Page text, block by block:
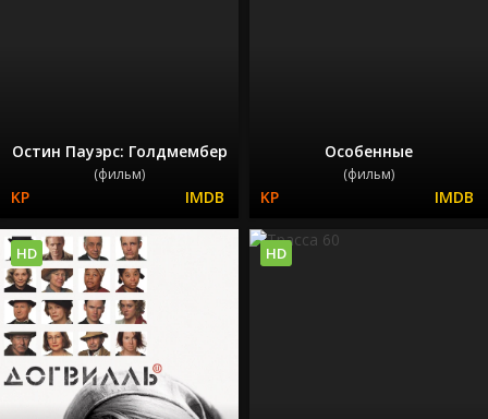
Остин Пауэрс: Голдмембер
(фильм)
Особенные
(фильм)
HD HD